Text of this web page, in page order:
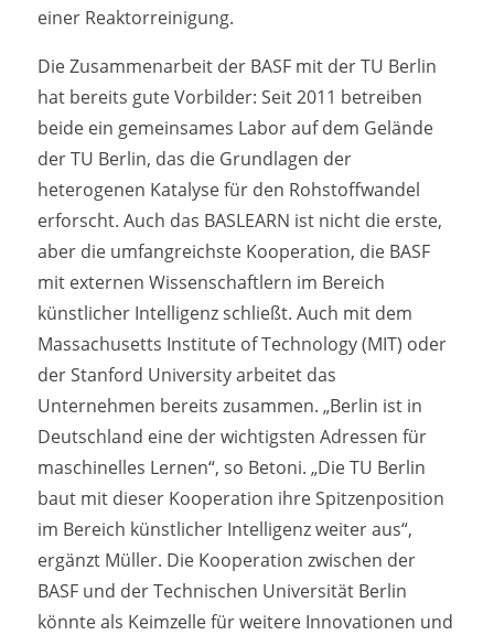
einer Reaktorreinigung.
Die Zusammenarbeit der BASF mit der TU Berlin
hat bereits gute Vorbilder: Seit 2011 betreiben
beide ein gemeinsames Labor auf dem Gelände
der TU Berlin, das die Grundlagen der
heterogenen Katalyse für den Rohstoffwandel
erforscht. Auch das BASLEARN ist nicht die erste,
aber die umfangreichste Kooperation, die BASF
mit externen Wissenschaftlern im Bereich
künstlicher Intelligenz schließt. Auch mit dem
Massachusetts Institute of Technology (MIT) oder
der Stanford University arbeitet das
Unternehmen bereits zusammen. „Berlin ist in
Deutschland eine der wichtigsten Adressen für
maschinelles Lernen“, so Betoni. „Die TU Berlin
baut mit dieser Kooperation ihre Spitzenposition
im Bereich künstlicher Intelligenz weiter aus“,
ergänzt Müller. Die Kooperation zwischen der
BASF und der Technischen Universität Berlin
könnte als Keimzelle für weitere Innovationen und